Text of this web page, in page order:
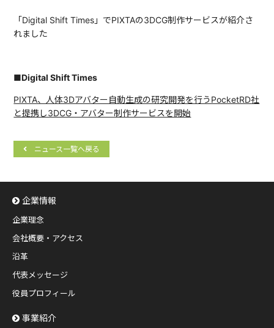
「Digital Shift Times」でPIXTAの3DCG制作サービスが紹介さ
れました
■Digital Shift Times
PIXTA、人体3Dアバター自動生成の研究開発を行うPocketRD社
と提携し3DCG・アバター制作サービスを開始
ニュース一覧へ戻る
企業情報
企業理念
会社概要・アクセス
沿革
代表メッセージ
役員プロフィール
事業紹介